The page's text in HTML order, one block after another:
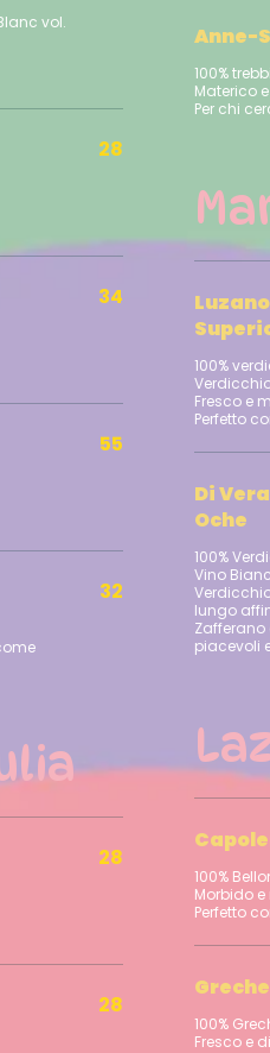
vol.
28
34
55
32
28
28
Anne-
100%
Materico
Per chi
100%
Fresco e
Di
Oche
100%
Vino
lungo
piacevoli
100%
Morbido
100%
Fresco e